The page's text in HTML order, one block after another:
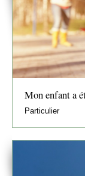
Mon enfant a
Particulier